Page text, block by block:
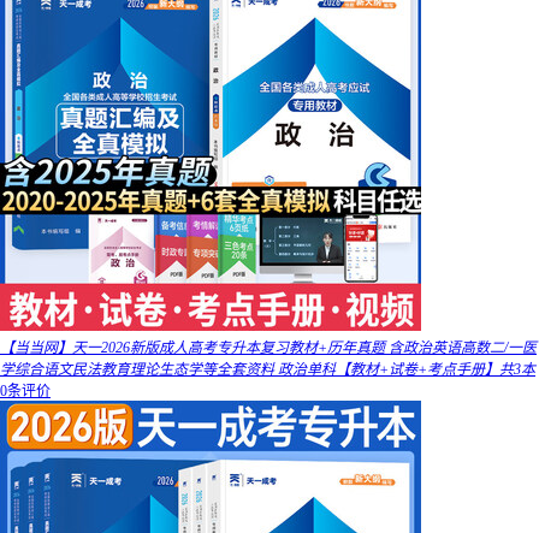
【当当网】天一2026新版成人高考专升本复习教材+历年真题 含政治英语高数二/一医
学综合语文民法教育理论生态学等全套资料 政治单科【教材+试卷+考点手册】共3本
0条评价